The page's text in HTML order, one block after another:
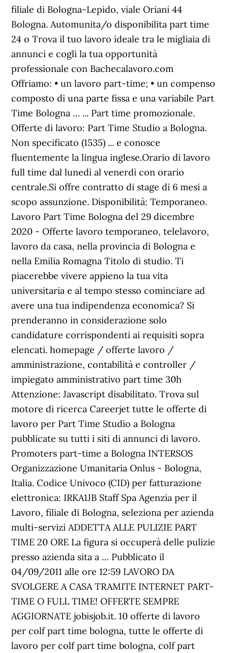
filiale di Bologna-Lepido, viale Oriani 44
Bologna. Automunita/o disponibilita part time
24 o Trova il tuo lavoro ideale tra le migliaia di
annunci e cogli la tua opportunità
professionale con Bachecalavoro.com
Offriamo: • un lavoro part-time; • un compenso
composto di una parte fissa e una variabile Part
Time Bologna … ... Part time promozionale.
Offerte di lavoro: Part Time Studio a Bologna.
Non specificato (1535) ... e conosce
fluentemente la lingua inglese.Orario di lavoro
full time dal lunedì al venerdì con orario
centrale.Si offre contratto di stage di 6 mesi a
scopo assunzione. Disponibilità: Temporaneo.
Lavoro Part Time Bologna del 29 dicembre
2020 - Offerte lavoro temporaneo, telelavoro,
lavoro da casa, nella provincia di Bologna e
nella Emilia Romagna Titolo di studio. Ti
piacerebbe vivere appieno la tua vita
universitaria e al tempo stesso cominciare ad
avere una tua indipendenza economica? Si
prenderanno in considerazione solo
candidature corrispondenti ai requisiti sopra
elencati. homepage / offerte lavoro /
amministrazione, contabilità e controller /
impiegato amministrativo part time 30h
Attenzione: Javascript disabilitato. Trova sul
motore di ricerca Careerjet tutte le offerte di
lavoro per Part Time Studio a Bologna
pubblicate su tutti i siti di annunci di lavoro.
Promoters part-time a Bologna INTERSOS
Organizzazione Umanitaria Onlus - Bologna,
Italia. Codice Univoco (CID) per fatturazione
elettronica: IRKA1JB Staff Spa Agenzia per il
Lavoro, filiale di Bologna, seleziona per azienda
multi-servizi ADDETTA ALLE PULIZIE PART
TIME 20 ORE La figura si occuperà delle pulizie
presso azienda sita a … Pubblicato il
04/09/2011 alle ore 12:59 LAVORO DA
SVOLGERE A CASA TRAMITE INTERNET PART-
TIME O FULL TIME! OFFERTE SEMPRE
AGGIORNATE jobisjob.it. 10 offerte di lavoro
per colf part time bologna, tutte le offerte di
lavoro per colf part time bologna, colf part